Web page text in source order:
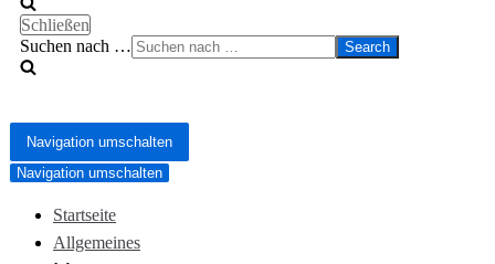
Schließen
Suchen nach …
Navigation umschalten
Navigation umschalten
Startseite
Allgemeines